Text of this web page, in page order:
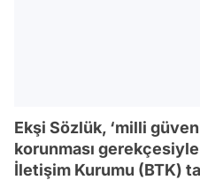
Ekşi Sözlük, ‘milli
korunması
İletişim Kurumu (BTK)